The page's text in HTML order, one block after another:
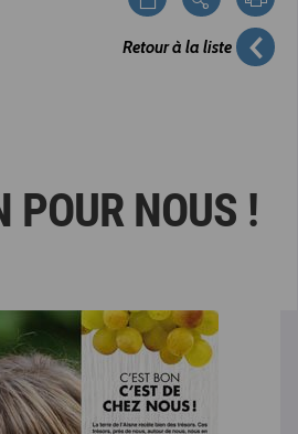
Retour à la liste
POUR NOUS !